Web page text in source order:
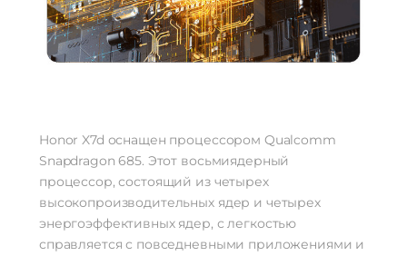
Honor X7d оснащен процессором Qualcomm
Snapdragon 685. Этот восьмиядерный
процессор, состоящий из четырех
высокопроизводительных ядер и четырех
энергоэффективных ядер, с легкостью
справляется с повседневными приложениями и